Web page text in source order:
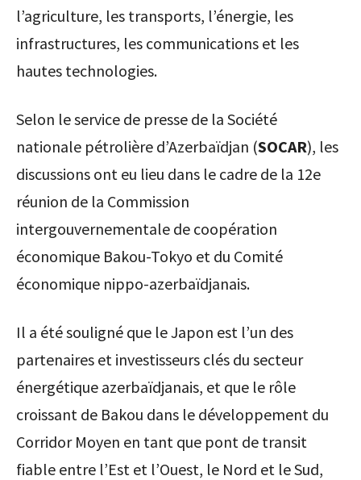
l’agriculture, les transports, l’énergie, les
infrastructures, les communications et les
hautes technologies.
Selon le service de presse de la Société
nationale pétrolière d’Azerbaïdjan (SOCAR), les
discussions ont eu lieu dans le cadre de la 12e
réunion de la Commission
intergouvernementale de coopération
économique Bakou-Tokyo et du Comité
économique nippo-azerbaïdjanais.
Il a été souligné que le Japon est l’un des
partenaires et investisseurs clés du secteur
énergétique azerbaïdjanais, et que le rôle
croissant de Bakou dans le développement du
Corridor Moyen en tant que pont de transit
fiable entre l’Est et l’Ouest, le Nord et le Sud,